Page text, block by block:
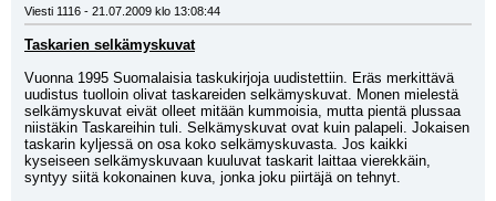
Viesti 1116 - 21.07.2009 klo 13:08:44
Taskarien selkämyskuvat
Vuonna 1995 Suomalaisia taskukirjoja uudistettiin. Eräs merkittävä
uudistus tuolloin olivat taskareiden selkämyskuvat. Monen mielestä
selkämyskuvat eivät olleet mitään kummoisia, mutta pientä plussaa
niistäkin Taskareihin tuli. Selkämyskuvat ovat kuin palapeli. Jokaisen
taskarin kyljessä on osa koko selkämyskuvasta. Jos kaikki
kyseiseen selkämyskuvaan kuuluvat taskarit laittaa vierekkäin,
syntyy siitä kokonainen kuva, jonka joku piirtäjä on tehnyt.